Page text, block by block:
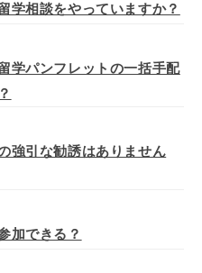
学相談をやっていますか？
学パンフレットの一括手配
強引な勧誘はありません
加できる？